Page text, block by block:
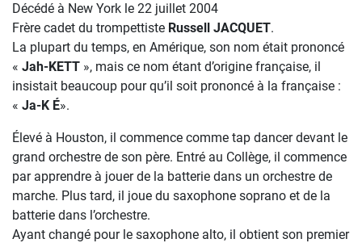
Décédé à New York le 22 juillet 2004
Frère cadet du trompettiste Russell JACQUET.
La plupart du temps, en Amérique, son nom était prononcé
« Jah-KETT », mais ce nom étant d’origine française, il
insistait beaucoup pour qu’il soit prononcé à la française :
« Ja-K É».
Élevé à Houston, il commence comme tap dancer devant le
grand orchestre de son père. Entré au Collège, il commence
par apprendre à jouer de la batterie dans un orchestre de
marche. Plus tard, il joue du saxophone soprano et de la
batterie dans l’orchestre.
Ayant changé pour le saxophone alto, il obtient son premier